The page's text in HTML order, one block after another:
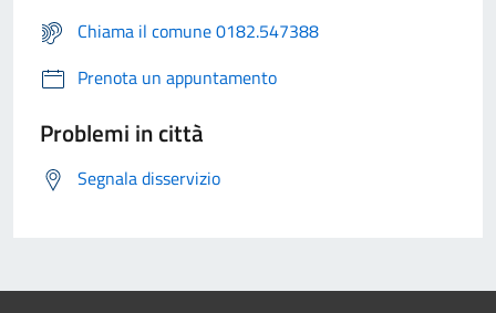
Chiama il comune 0182.547388
Prenota un appuntamento
Problemi in città
Segnala disservizio